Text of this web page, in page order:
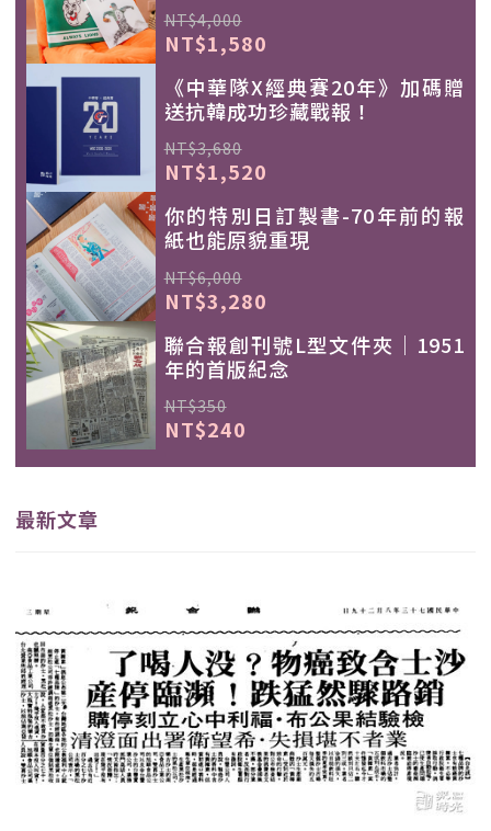
NT$4,000
NT$1,580
《中華隊X經典賽20年》加碼贈
送抗韓成功珍藏戰報！
NT$3,680
NT$1,520
你的特別日訂製書-70年前的報
紙也能原貌重現
NT$6,000
NT$3,280
聯合報創刊號L型文件夾｜1951
年的首版紀念
NT$350
NT$240
最新文章